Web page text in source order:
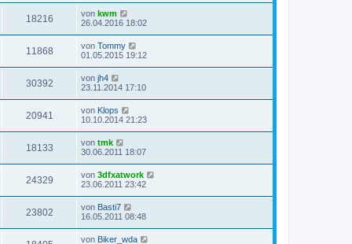
18216 von kwm
26.04.2016 18:02
11868 von Tommy
01.05.2015 19:12
30392 von jh4
23.11.2014 17:10
20941 von Klops
10.10.2014 21:23
18133 von tmk
30.06.2011 18:07
24329 von 3dfxatwork
23.06.2011 23:42
23802 von Basti7
16.05.2011 08:48
von Biker_wda